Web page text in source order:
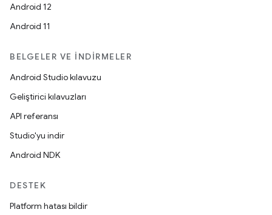
Android 12
Android 11
BELGELER VE İNDIRMELER
Android Studio kılavuzu
Geliştirici kılavuzları
API referansı
Studio'yu indir
Android NDK
DESTEK
Platform hatası bildir